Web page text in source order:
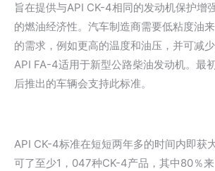
旨在提供与API CK-4相同的发动机保护增
的燃油经济性。汽车制造商需要低粘度油
的需求，例如更高的温度和油压，并可减少
API FA-4适用于新型公路柴油发动机。最
后推出的车辆会支持此标准。
API CK-4标准在短短两年多的时间内即获
可了至少1，047种CK-4产品，其中80％